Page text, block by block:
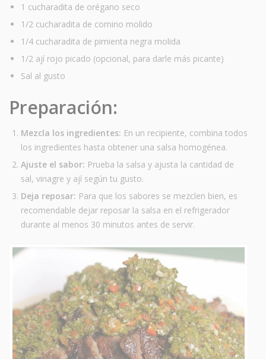
1 cucharadita de orégano seco
1/2 cucharadita de comino molido
1/4 cucharadita de pimienta negra molida
1/2 ají rojo picado (opcional, para darle más picante)
Sal al gusto
Preparación:
Mezcla los ingredientes: En un recipiente, combina todos
los ingredientes hasta obtener una salsa homogénea.
Ajuste el sabor: Prueba la salsa y ajusta la cantidad de
sal, vinagre y ají según tu gusto.
Deja reposar: Para que los sabores se mezclen bien, es
recomendable dejar reposar la salsa en el refrigerador
durante al menos 30 minutos antes de servir.